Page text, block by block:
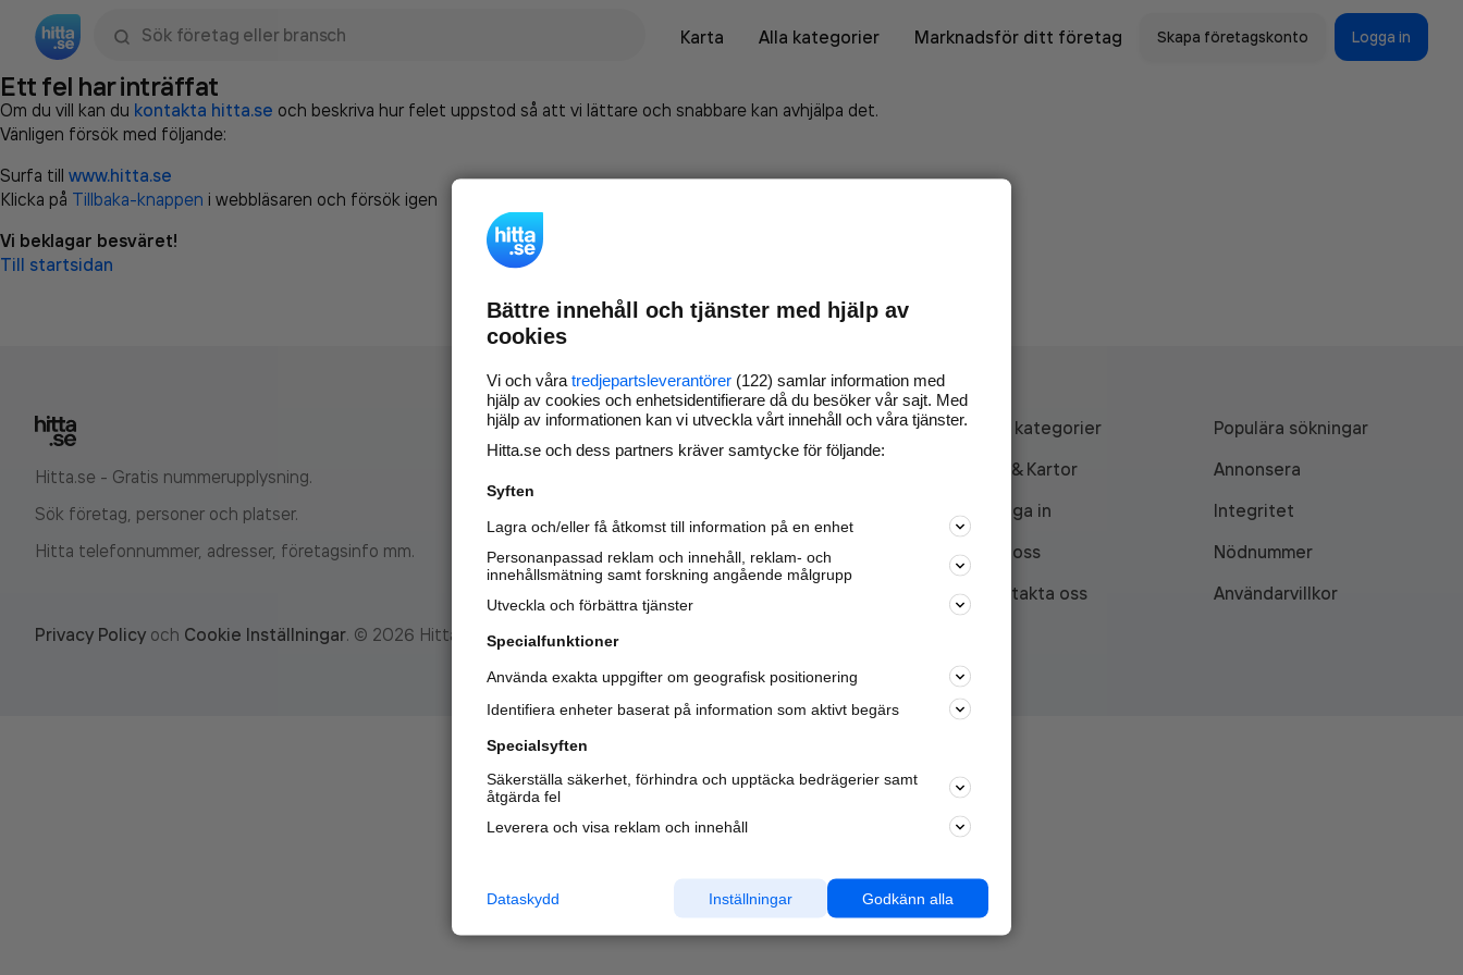
Karta
Alla kategorier Marknadsför ditt företag Skapa företagskonto Logga in
Ett fel har inträffat
Om du vill kan du kontakta hitta.se och beskriva hur felet uppstod så att vi lättare och snabbare kan avhjälpa det.
Vänligen försök med följande:
Surfa till www.hitta.se
Klicka på Tillbaka-knappen i webbläsaren och försök igen
Vi beklagar besväret!
Till startsidan
Hitta.se - Gratis nummerupplysning.
Sök företag, personer och platser.
Hitta telefonnummer, adresser, företagsinfo mm.
Marknadsför företaget på
nya kunder och
samarbetspartners nära dig.
Läs mer här
Alla kategorier
Populära sökningar
API & Kartor
Annonsera
Logga in
Integritet
Om oss
Nödnummer
Kontakta oss
Användarvillkor
Privacy Policy och Cookie Inställningar. © 2026 Hitta.se
Bättre innehåll och tjänster med hjälp av
cookies
Vi och våra tredjepartsleverantörer (122) samlar information med
hjälp av cookies och enhetsidentifierare då du besöker vår sajt. Med
hjälp av informationen kan vi utveckla vårt innehåll och våra tjänster.
Hitta.se och dess partners kräver samtycke för följande:
Syften
Lagra och/eller få åtkomst till information på en enhet
Personanpassad reklam och innehåll, reklam- och
innehållsmätning samt forskning angående målgrupp
Utveckla och förbättra tjänster
Specialfunktioner
Använda exakta uppgifter om geografisk positionering
Identifiera enheter baserat på information som aktivt begärs
Specialsyften
Säkerställa säkerhet, förhindra och upptäcka bedrägerier samt
åtgärda fel
Leverera och visa reklam och innehåll
Godkänn alla
Inställningar
Dataskydd